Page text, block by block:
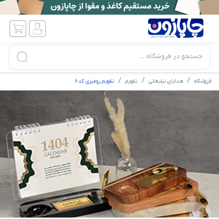
جستجو در فروشگاه ...
فروشگاه هدایای تبلیغاتی تقویم تقویم رومیزی کد6